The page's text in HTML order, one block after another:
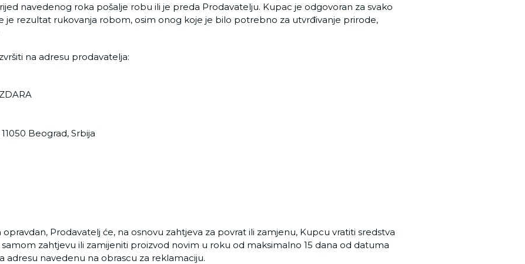
navedenog roka pošalje robu ili je preda Prodavatelju. Kupac je odgovoran za svako
je rezultat rukovanja robom, osim onog koje je bilo potrebno za utvrđivanje prirode,
na adresu prodavatelja:
Beograd, Srbija
Prodavatelj će, na osnovu zahtjeva za povrat ili zamjenu, Kupcu vratiti sredstva
zahtjevu ili zamijeniti proizvod novim u roku od maksimalno 15 dana od datuma
adresu navedenu na obrascu za reklamaciju.